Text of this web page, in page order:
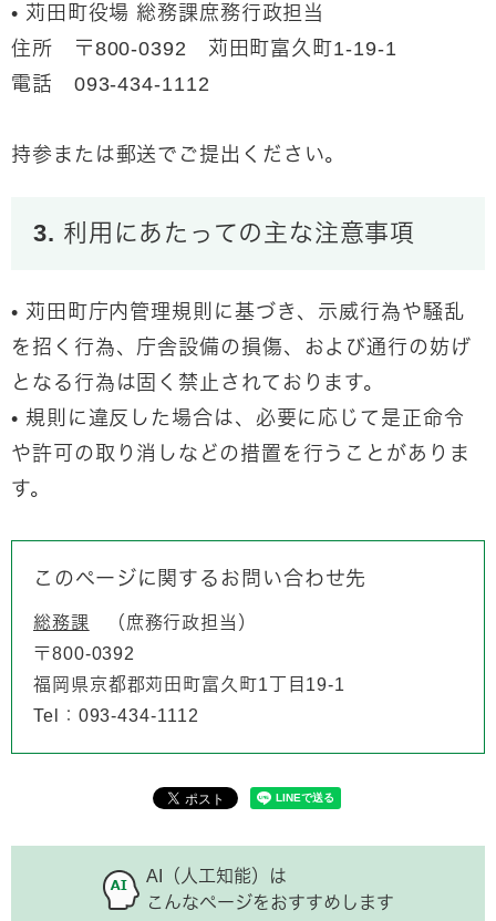
• 苅田町役場 総務課庶務行政担当
住所 〒800-0392 苅田町富久町1-19-1
電話 093-434-1112
持参または郵送でご提出ください。
3. 利用にあたっての主な注意事項
• 苅田町庁内管理規則に基づき、示威行為や騒乱
を招く行為、庁舎設備の損傷、および通行の妨げ
となる行為は固く禁止されております。
• 規則に違反した場合は、必要に応じて是正命令
や許可の取り消しなどの措置を行うことがありま
す。
このページに関するお問い合わせ先
総務課
庶務行政担当
〒800-0392
福岡県京都郡苅田町富久町1丁目19-1
Tel：093-434-1112
AI（人工知能）は
こんなページをおすすめします